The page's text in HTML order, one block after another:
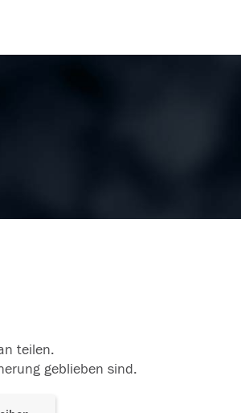
teilen.
geblieben sind.